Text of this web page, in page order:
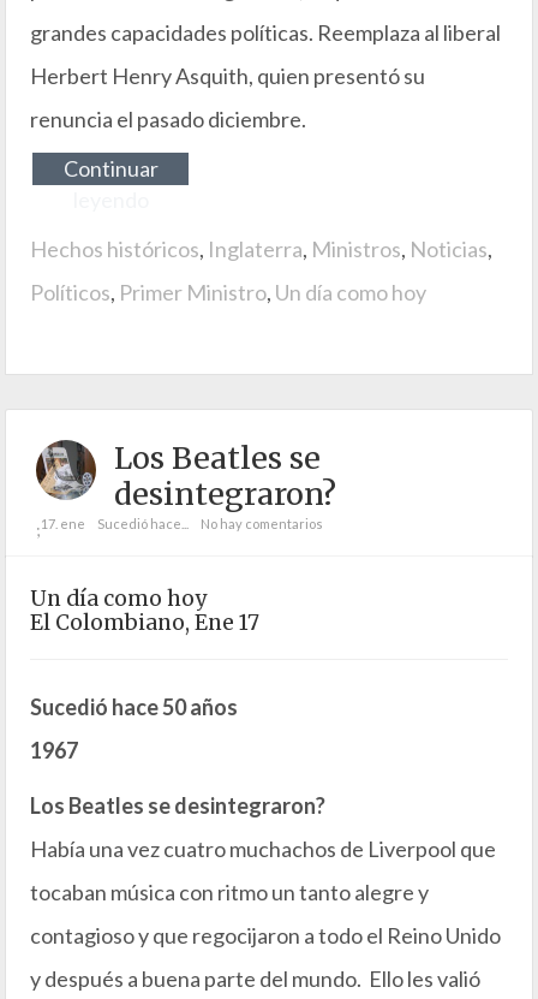
grandes capacidades políticas. Reemplaza al liberal
Herbert Henry Asquith, quien presentó su
renuncia el pasado diciembre.
Continuar
Hechos históricos, Inglaterra, Ministros, Noticias,
Políticos, Primer Ministro, Un día como hoy
Los Beatles se
desintegraron?
;17. ene Sucedió hace... No hay comentarios
Un día como hoy
El Colombiano, Ene 17
Sucedió hace 50 años
1967
Los Beatles se desintegraron?
Había una vez cuatro muchachos de Liverpool que
tocaban música con ritmo un tanto alegre y
contagioso y que regocijaron a todo el Reino Unido
y después a buena parte del mundo. Ello les valió